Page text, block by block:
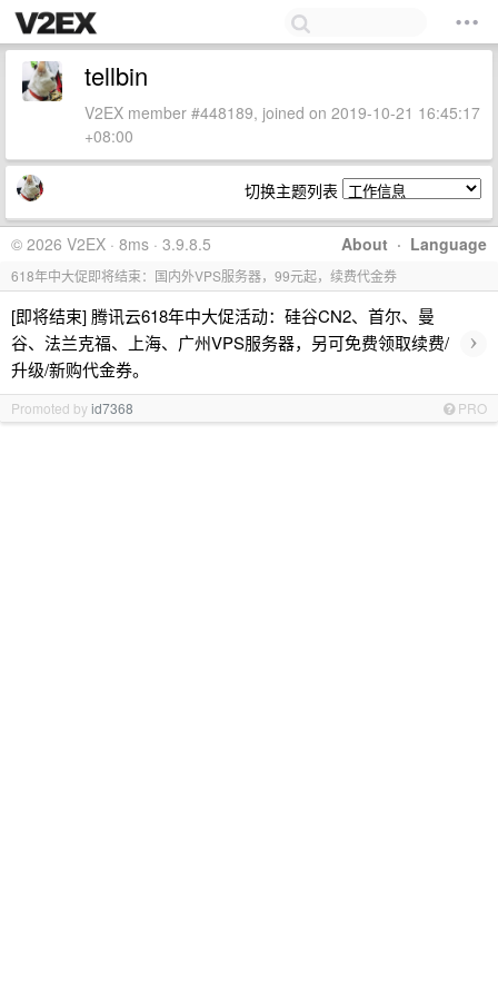
tellbin
V2EX member #448189, joined on 2019-10-21 16:45:17
+08:00
切换主题列表
About · Language
© 2026 V2EX · 8ms · 3.9.8.5
618年中大促即将结束：国内外VPS服务器，99元起，续费代金券
[即将结束] 腾讯云618年中大促活动：硅谷CN2、首尔、曼
谷、法兰克福、上海、广州VPS服务器，另可免费领取续费/
升级/新购代金券。
›
Promoted byid7368 PRO